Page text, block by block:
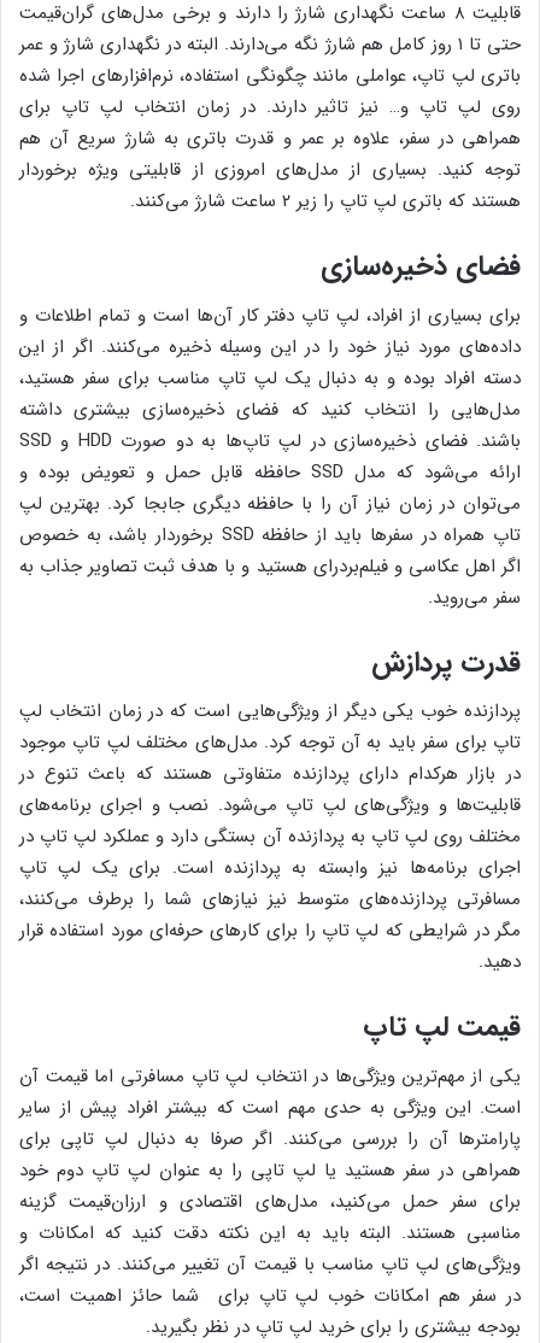
قابلیت ۸ ساعت نگهداری شارژ را دارند و برخی مدل‌های گران‌قیمت
حتی تا ۱ روز کامل هم شارژ نگه می‌دارند. البته در نگهداری شارژ و عمر
باتری لپ تاپ، عواملی مانند چگونگی استفاده، نرم‌افزارهای اجرا شده
روی لپ تاپ و… نیز تاثیر دارند. در زمان انتخاب لپ تاپ برای
همراهی در سفر، علاوه بر عمر و قدرت باتری به شارژ سریع آن هم
توجه کنید. بسیاری از مدل‌های امروزی از قابلیتی ویژه برخوردار
هستند که باتری لپ تاپ را زیر ۲ ساعت شارژ می‌کنند.
فضای ذخیره‌سازی
برای بسیاری از افراد، لپ تاپ دفتر کار آن‌ها است و تمام اطلاعات و
داده‌های مورد نیاز خود را در این وسیله ذخیره می‌کنند. اگر از این
دسته افراد بوده و به دنبال یک لپ تاپ مناسب برای سفر هستید،
مدل‌هایی را انتخاب کنید که فضای ذخیره‌سازی بیشتری داشته
باشند. فضای ذخیره‌سازی در لپ تاپ‌ها به دو صورت HDD و SSD
ارائه می‌شود که مدل SSD حافظه قابل حمل و تعویض بوده و
می‌توان در زمان نیاز آن را با حافظه دیگری جابجا کرد. بهترین لپ
تاپ همراه در سفرها باید از حافظه SSD برخوردار باشد، به خصوص
اگر اهل عکاسی و فیلم‌بردرای هستید و با هدف ثبت تصاویر جذاب به
سفر می‌روید.
قدرت پردازش
پردازنده خوب یکی دیگر از ویژگی‌هایی است که در زمان انتخاب لپ
تاپ برای سفر باید به آن توجه کرد. مدل‌های مختلف لپ تاپ موجود
در بازار هرکدام دارای پردازنده متفاوتی هستند که باعث تنوع در
قابلیت‌ها و ویژگی‌های لپ تاپ می‌شود. نصب و اجرای برنامه‌های
مختلف روی لپ تاپ به پردازنده آن بستگی دارد و عملکرد لپ تاپ در
اجرای برنامه‌ها نیز وابسته به پردازنده است. برای یک لپ تاپ
مسافرتی پردازنده‌های متوسط نیز نیازهای شما را برطرف می‌کنند،
مگر در شرایطی که لپ تاپ را برای کارهای حرفه‌ای مورد استفاده قرار
دهید.
قیمت لپ تاپ
یکی از مهم‌ترین ویژگی‌ها در انتخاب لپ تاپ مسافرتی اما قیمت آن
است. این ویژگی به حدی مهم است که بیشتر افراد پیش از سایر
پارامترها آن را بررسی می‌کنند. اگر صرفا به دنبال لپ تاپی برای
همراهی در سفر هستید یا لپ تاپی را به عنوان لپ تاپ دوم خود
برای سفر حمل می‌کنید، مدل‌های اقتصادی و ارزان‌قیمت گزینه
مناسبی هستند. البته باید به این نکته دقت کنید که امکانات و
ویژگی‌های لپ تاپ مناسب با قیمت آن تغییر می‌کنند. در نتیجه اگر
در سفر هم امکانات خوب لپ تاپ برای شما حائز اهمیت است،
بودجه بیشتری را برای خرید لپ تاپ در نظر بگیرید.